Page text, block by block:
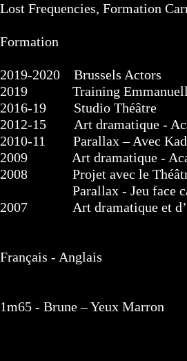
Lost Frequencies, Formation
Formation
2019-2020 Brussels Actors
2019 Training
2016-19 Studio Théâtre
2012-15 Art dramatique -
2010-11 Parallax – Avec
2009 Art dramatique -
2008 Projet avec le Théâtre
Parallax - Jeu face
2007 Art dramatique et
Français - Anglais
1m65 - Brune – Yeux Marron